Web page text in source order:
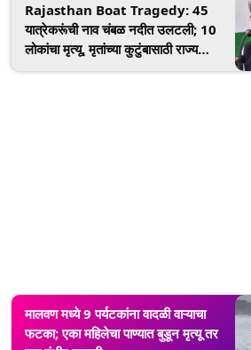
Rajasthan Boat Tragedy: 45
यात्रेकरूंची नाव चंबळ नदीत उलटली; 10
लोकांचा मृत्यू, मृतांच्या कुटुंबासाठी राज्य
मालवण मध्ये 9 पर्यटकांना वादळी वाऱ्याचा
फटका; एका महिलेचा पाण्यात बुडून मृत्यू तर